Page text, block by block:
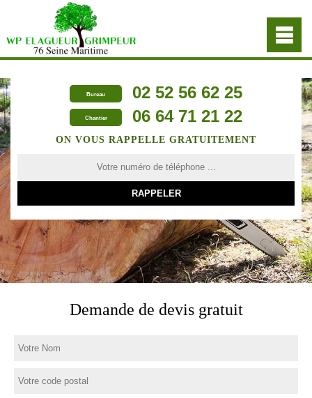
Bureau 02 52 56 62 25
Chantier 06 64 71 21 22
ON VOUS RAPPELLE GRATUITEMENT
Demande de devis gratuit